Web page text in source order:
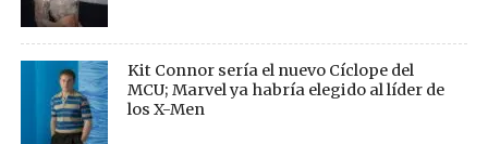
Kit Connor sería el nuevo Cíclope del
MCU; Marvel ya habría elegido al líder de
los X-Men